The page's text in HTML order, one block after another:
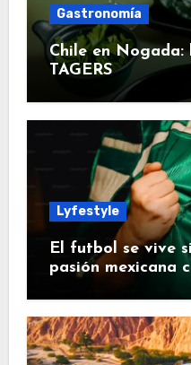
Gastronomía
Chile en
TAGERS
Lyfestyle
El futbol se vive
pasión mexicana